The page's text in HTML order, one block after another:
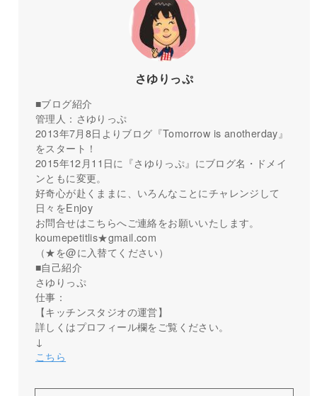
さゆりっぷ
■ブログ紹介
管理人：さゆりっぷ
2013年7月8日よりブログ『Tomorrow is anotherday』
をスタート！
2015年12月11日に『さゆりっぷ』にブログ名・ドメイ
ンともに変更。
好奇心が赴くままに、いろんなことにチャレンジして
日々をEnjoy
お問合せはこちらへご連絡をお願いいたします。
koumepetitlis★gmail.com
（★を@に入替てください）
■自己紹介
さゆりっぷ
仕事：
【キッチンスタジオの運営】
詳しくはプロフィール欄をご覧ください。
↓
こちら